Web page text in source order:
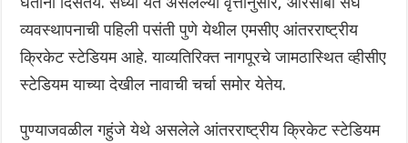
व्यवस्थापनाची पहिली पसंती पुणे येथील एमसीए आंतरराष्ट्रीय
क्रिकेट स्टेडियम आहे. याव्यतिरिक्त नागपूरचे जामठास्थित व्हीसीए
स्टेडियम याच्या देखील नावाची चर्चा समोर येतेय.
पुण्याजवळील गहुंजे येथे असलेले आंतरराष्ट्रीय क्रिकेट स्टेडियम